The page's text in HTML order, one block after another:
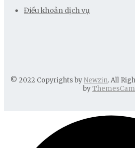
Điều khoản dịch vụ
© 2022 Copyrights byNewzin. All
by